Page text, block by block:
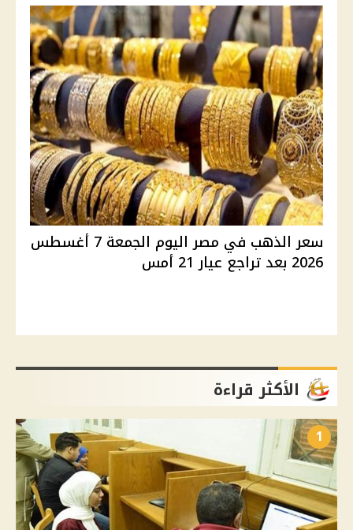
سعر الذهب في مصر اليوم الجمعة 7 أغسطس
2026 بعد تراجع عيار 21 أمس
الأكثر قراءة
1